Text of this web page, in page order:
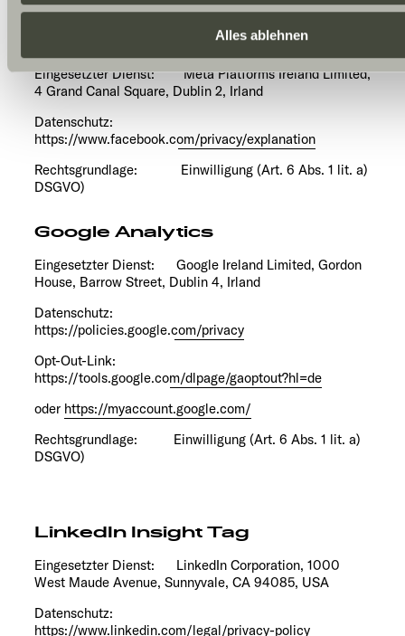
notwendigen Cookies auf der Webseite gesetzt, die für den
Betrieb der Webseite und die Ermöglichung der
sind.
Alles ablehnen
Facebook Connect / Meta Pixel
Eingesetzter Dienst: Meta Platforms Ireland Limited,
4 Grand Canal Square, Dublin 2, Irland
Datenschutz:
https://www.facebook.com/privacy/explanation
Rechtsgrundlage: Einwilligung (Art. 6 Abs. 1 lit. a)
DSGVO)
Google Analytics
Eingesetzter Dienst: Google Ireland Limited, Gordon
House, Barrow Street, Dublin 4, Irland
Datenschutz:
https://policies.google.com/privacy
Opt-Out-Link:
https://tools.google.com/dlpage/gaoptout?hl=de
oder https://myaccount.google.com/
Rechtsgrundlage: Einwilligung (Art. 6 Abs. 1 lit. a)
DSGVO)
LinkedIn Insight Tag
Eingesetzter Dienst: LinkedIn Corporation, 1000
West Maude Avenue, Sunnyvale, CA 94085, USA
Datenschutz:
https://www.linkedin.com/legal/privacy-policy